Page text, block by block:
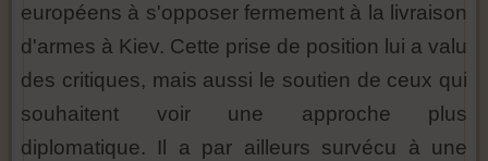
européens à s'opposer fermement à la livraison
d'armes à Kiev. Cette prise de position lui a valu
des critiques, mais aussi le soutien de ceux qui
souhaitent voir une approche plus
diplomatique. Il a par ailleurs survécu à une